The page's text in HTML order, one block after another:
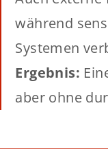
während
Systemen
Ergebnis:
aber ohne